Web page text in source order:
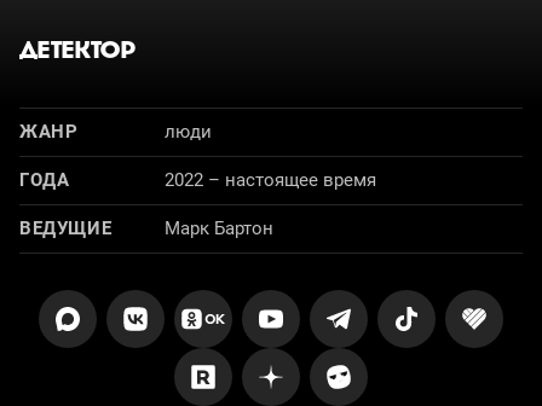
ДЕТЕКТОР
ЖАНР люди
ГОДА 2022 – настоящее время
ВЕДУЩИЕ Марк Бартон